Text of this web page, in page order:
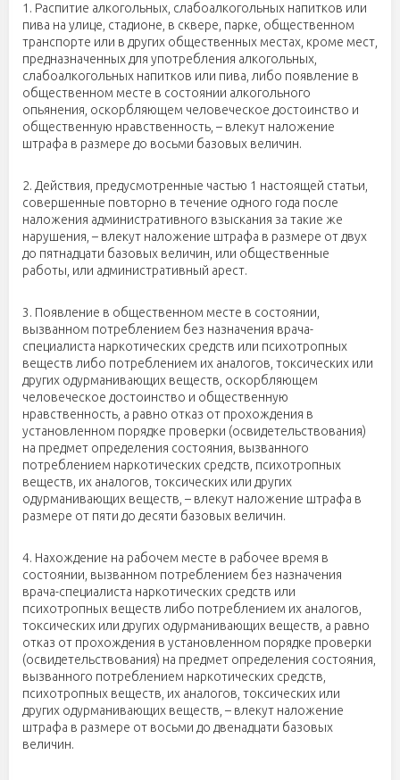
1. Распитие алкогольных, слабоалкогольных напитков или
пива на улице, стадионе, в сквере, парке, общественном
транспорте или в других общественных местах, кроме мест,
предназначенных для употребления алкогольных,
слабоалкогольных напитков или пива, либо появление в
общественном месте в состоянии алкогольного
опьянения, оскорбляющем человеческое достоинство и
общественную нравственность, – влекут наложение
штрафа в размере до восьми базовых величин.
2. Действия, предусмотренные частью 1 настоящей статьи,
совершенные повторно в течение одного года после
наложения административного взыскания за такие же
нарушения, – влекут наложение штрафа в размере от двух
до пятнадцати базовых величин, или общественные
работы, или административный арест.
3. Появление в общественном месте в состоянии,
вызванном потреблением без назначения врача-
специалиста наркотических средств или психотропных
веществ либо потреблением их аналогов, токсических или
других одурманивающих веществ, оскорбляющем
человеческое достоинство и общественную
нравственность, а равно отказ от прохождения в
установленном порядке проверки (освидетельствования)
на предмет определения состояния, вызванного
потреблением наркотических средств, психотропных
веществ, их аналогов, токсических или других
одурманивающих веществ, – влекут наложение штрафа в
размере от пяти до десяти базовых величин.
4. Нахождение на рабочем месте в рабочее время в
состоянии, вызванном потреблением без назначения
врача-специалиста наркотических средств или
психотропных веществ либо потреблением их аналогов,
токсических или других одурманивающих веществ, а равно
отказ от прохождения в установленном порядке проверки
(освидетельствования) на предмет определения состояния,
вызванного потреблением наркотических средств,
психотропных веществ, их аналогов, токсических или
других одурманивающих веществ, – влекут наложение
штрафа в размере от восьми до двенадцати базовых
величин.